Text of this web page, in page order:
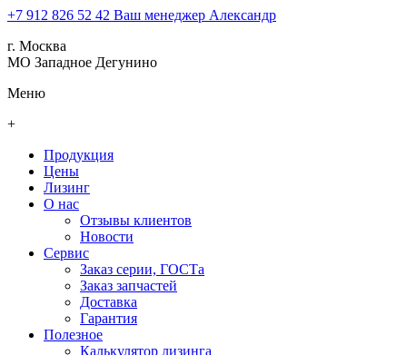
+7 912 826 52 42 Ваш менеджер Александр
г. Москва
МО Западное Дегунино
Меню
+
Продукция
Цены
Лизинг
О нас
Отзывы клиентов
Новости
Сервис
Заказ серии, ГОСТа
Заказ запчастей
Доставка
Гарантия
Полезное
Калькулятор лизинга